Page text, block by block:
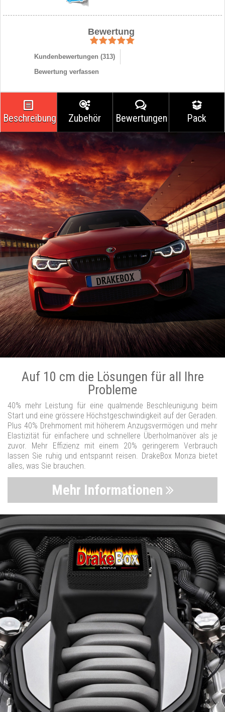
Bewertung
Kundenbewertungen (313)
Bewertung verfassen
Beschreibung Zubehör Bewertungen Pack
Auf 10 cm die Lösungen für all Ihre
Probleme
40% mehr Leistung für eine qualmende Beschleunigung beim
Start und eine grössere Höchstgeschwindigkeit auf der Geraden.
Plus 40% Drehmoment mit höherem Anzugsvermögen und mehr
Elastizität für einfachere und schnellere Überholmanöver als je
zuvor. Mehr Effizienz mit einem 20% geringerem Verbrauch
lassen Sie ruhig und entspannt reisen. DrakeBox Monza bietet
alles, was Sie brauchen.
Mehr Informationen